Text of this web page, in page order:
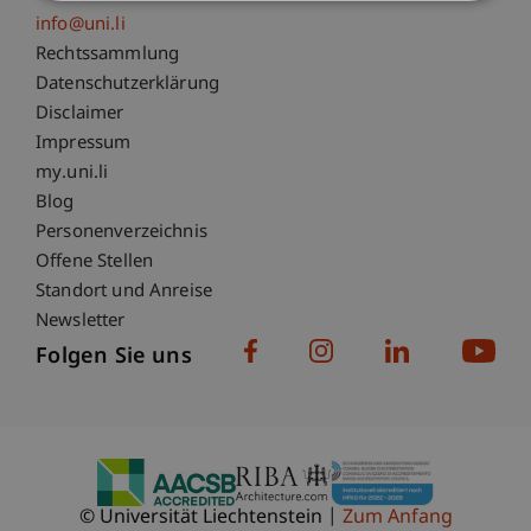
info@uni.li
Fußzeile Rechtliche Hinweise
Rechtssammlung
Datenschutzerklärung
Disclaimer
Impressum
Fußzeile Subdomain-Verzeichnis
my.uni.li
Blog
Personenverzeichnis
Offene Stellen
Standort und Anreise
Newsletter
Folgen Sie uns
© Universität Liechtenstein Zum Anfang